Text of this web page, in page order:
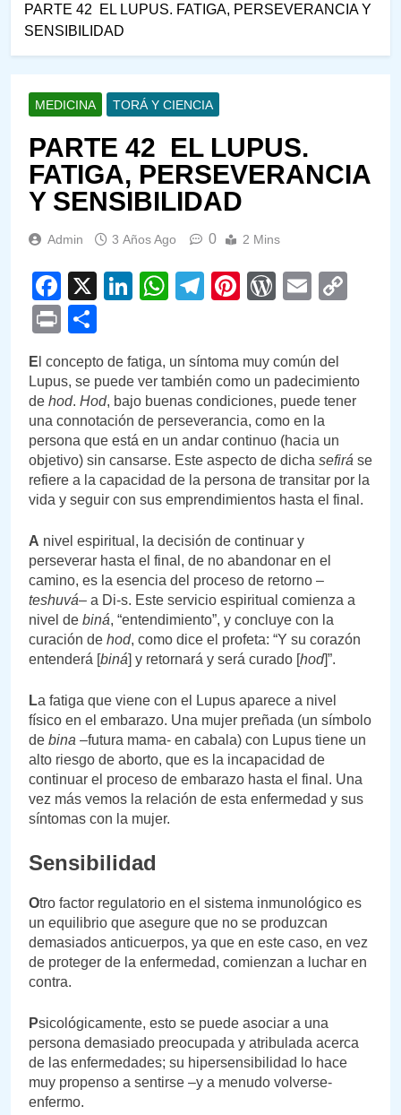
PARTE 42 EL LUPUS. FATIGA, PERSEVERANCIA Y
SENSIBILIDAD
MEDICINA TORÁ Y CIENCIA
PARTE 42 EL LUPUS.
FATIGA, PERSEVERANCIA
Y SENSIBILIDAD
Admin 3 Años Ago 0 2 Mins
Facebook
X LinkedIn
WhatsApp
Telegram
PinterestEmail
Print
E l concepto de fatiga, un síntoma muy común del
Lupus, se puede ver también como un padecimiento
de hod. Hod, bajo buenas condiciones, puede tener
una connotación de perseverancia, como en la
persona que está en un andar continuo (hacia un
objetivo) sin cansarse. Este aspecto de dicha sefirá se
refiere a la capacidad de la persona de transitar por la
vida y seguir con sus emprendimientos hasta el final.
A nivel espiritual, la decisión de continuar y
perseverar hasta el final, de no abandonar en el
camino, es la esencia del proceso de retorno –
teshuvá– a Di-s. Este servicio espiritual comienza a
nivel de biná, “entendimiento”, y concluye con la
curación de hod, como dice el profeta: “Y su corazón
entenderá [biná] y retornará y será curado [hod]”.
La fatiga que viene con el Lupus aparece a nivel
físico en el embarazo. Una mujer preñada (un símbolo
de bina –futura mama- en cabala) con Lupus tiene un
alto riesgo de aborto, que es la incapacidad de
continuar el proceso de embarazo hasta el final. Una
vez más vemos la relación de esta enfermedad y sus
síntomas con la mujer.
Sensibilidad
Otro factor regulatorio en el sistema inmunológico es
un equilibrio que asegure que no se produzcan
demasiados anticuerpos, ya que en este caso, en vez
de proteger de la enfermedad, comienzan a luchar en
contra.
Psicológicamente, esto se puede asociar a una
persona demasiado preocupada y atribulada acerca
de las enfermedades; su hipersensibilidad lo hace
muy propenso a sentirse –y a menudo volverse-
enfermo.